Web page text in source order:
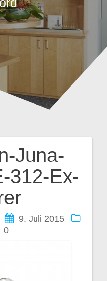
Juna-
312-Ex-
9. Juli 2015
0